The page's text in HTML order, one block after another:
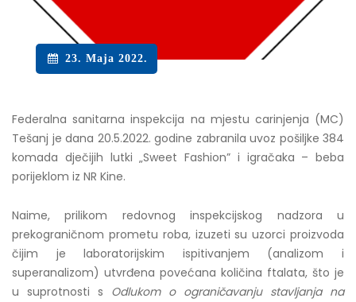
23. Maja 2022.
Federalna sanitarna inspekcija na mjestu carinjenja (MC)
Tešanj je dana 20.5.2022. godine zabranila uvoz pošiljke 384
komada dječijih lutki „Sweet Fashion” i igračaka – beba
porijeklom iz NR Kine.
Naime, prilikom redovnog inspekcijskog nadzora u
prekograničnom prometu roba, izuzeti su uzorci proizvoda
čijim je laboratorijskim ispitivanjem (analizom i
superanalizom) utvrđena povećana količina ftalata, što je
u suprotnosti s Odlukom o ograničavanju stavljanja na